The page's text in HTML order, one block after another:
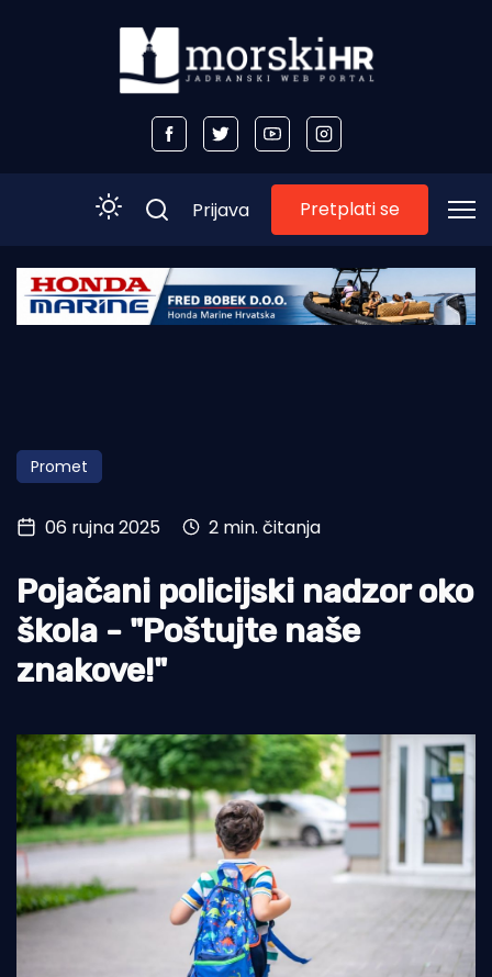
Početna
Obala
Otoci
Turizam i nautika
Pomorstvo
Ribolov
Ekologija
Prijava Pretplati se
Promet
06 rujna 2025 2 min. čitanja
Pojačani policijski nadzor oko
škola - "Poštujte naše
znakove!"